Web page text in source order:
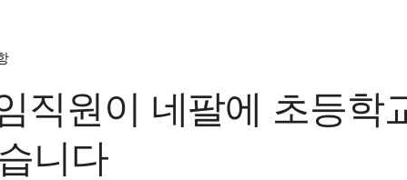
직원이 네팔에 초등학
니다